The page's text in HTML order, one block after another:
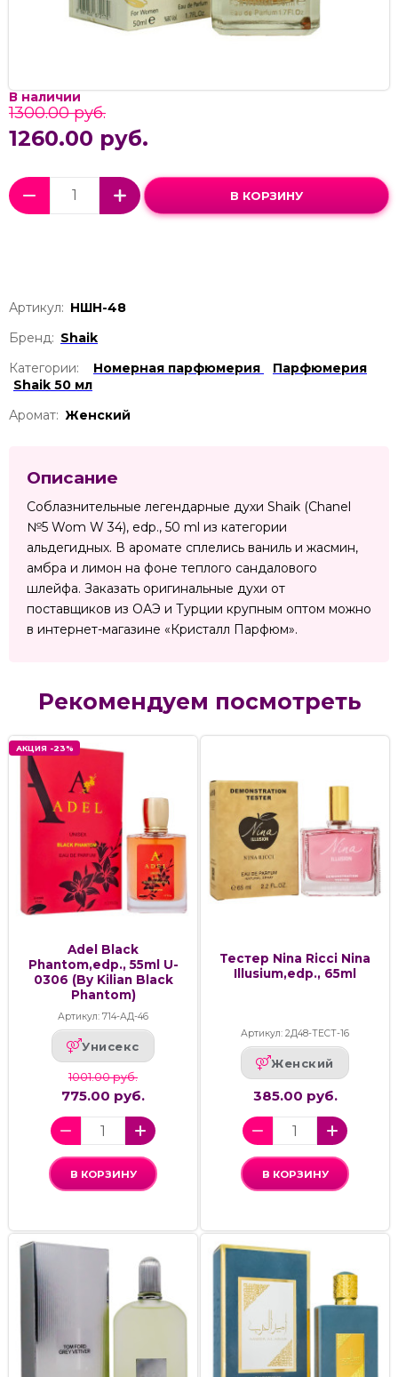
В наличии
1300.00 руб.
1260.00 руб.
В КОРЗИНУ
Артикул: НШН-48
Бренд: Shaik
Категории:
Номерная парфюмерия
Парфюмерия
Shaik 50 мл
Аромат: Женский
Описание
Соблазнительные легендарные духи Shaik (Chanel
№5 Wom W 34), edp., 50 ml из категории
альдегидных. В аромате сплелись ваниль и жасмин,
амбра и лимон на фоне теплого сандалового
шлейфа. Заказать оригинальные духи от
поставщиков из ОАЭ и Турции крупным оптом можно
в интернет-магазине «Кристалл Парфюм».
Рекомендуем посмотреть
АКЦИЯ -23%
Adel Black
Phantom,edp., 55ml U-
0306 (By Kilian Black
Phantom)
Артикул: 714-АД-46
Унисекс
1001.00 руб.
775.00 руб.
В КОРЗИНУ
Тестер Nina Ricci Nina
Illusium,edp., 65ml
Артикул: 2Д48-ТЕСТ-16
Женский
385.00 руб.
В КОРЗИНУ